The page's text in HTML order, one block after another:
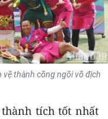
vệ thành công ngôi vô địch
tích tốt nhất